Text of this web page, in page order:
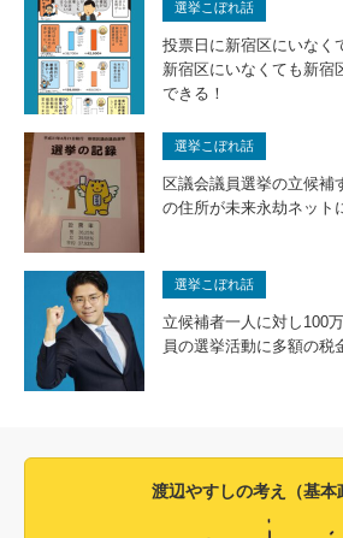
選挙こぼれ話
投票日に新宿区にいなく
新宿区にいなくても新宿
できる！
選挙こぼれ話
区議会議員選挙の立候補
の住所が未来永劫ネット
選挙こぼれ話
立候補者一人に対し100
員の選挙活動に多額の税
渡辺やすしの考え（基本